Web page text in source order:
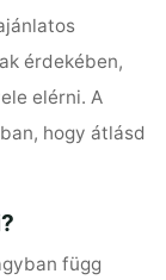
érdekében,
elérni. A
hogy átlásd
függ